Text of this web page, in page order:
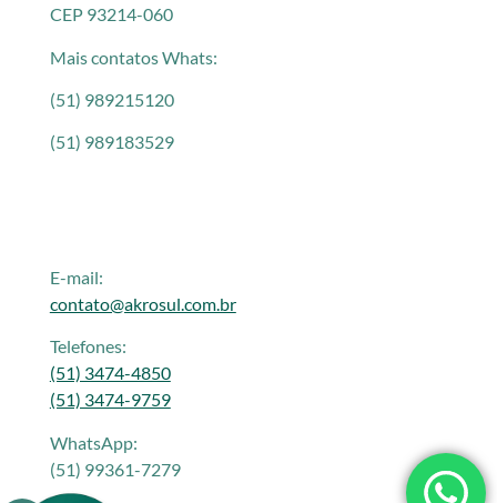
CEP 93214-060
Mais contatos Whats:
(51) 989215120
(51) 989183529
E-mail:
contato@akrosul.com.br
Telefones:
(51) 3474-4850
(51) 3474-9759
WhatsApp:
(51) 99361-7279